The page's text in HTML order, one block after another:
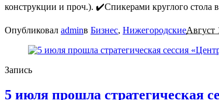
конструкции и проч.). ✔️Спикерами круглого стола
Опубликовал adminв Бизнес, НижегородскиеАвгуст
Запись
5 июля прошла стратегическая